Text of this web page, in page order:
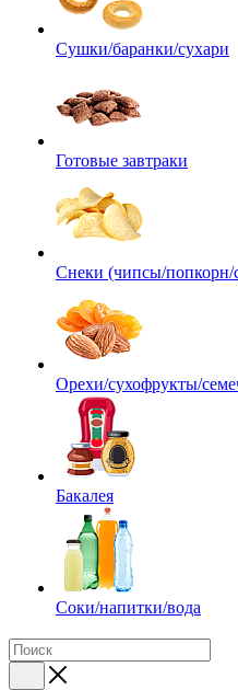
Сушки/баранки/сухари
Готовые завтраки
Снеки (чипсы/попкорн/
Орехи/сухофрукты/
Бакалея
Соки/напитки/вода